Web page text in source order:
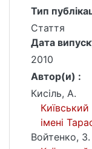
Тип
Стаття
Дата
2010
Автор(и) :
Кисіль, А.
імені
Войтенко, З.